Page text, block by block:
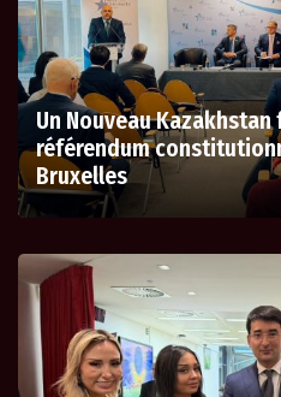
Un Nouveau Kazakhstan
référendum
Bruxelles